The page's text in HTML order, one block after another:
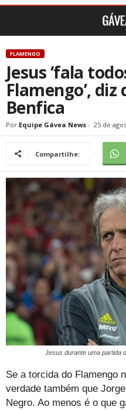
FLAMENGO
Jesus ‘fala
Flamengo’,
Benfica
Por Equipe Gávea News - 25 de
Compartilhe:
Jesus durante uma partida
Se a torcida do Flamengo
verdade também que
Negro. Ao menos é o que